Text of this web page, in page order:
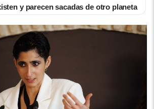
y parecen sacadas de otro planeta